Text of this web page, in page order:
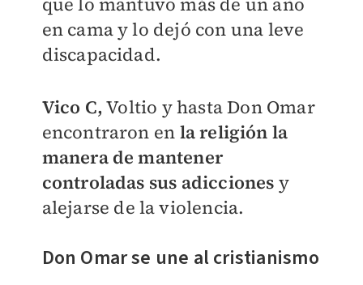
en cama y lo dejó con una leve
discapacidad.
Vico C, Voltio y hasta Don Omar
encontraron en la religión la
manera de mantener
controladas sus adicciones y
alejarse de la violencia.
Don Omar se une al cristianismo